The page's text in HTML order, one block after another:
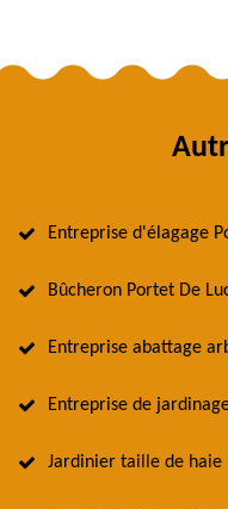
Entreprise d'élagage
Bûcheron Portet De
Entreprise abattage
Entreprise de
Jardinier taille de haie